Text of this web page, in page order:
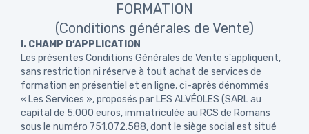
FORMATION
(Conditions générales de Vente)
I. CHAMP D’APPLICATION
Les présentes Conditions Générales de Vente s'appliquent,
sans restriction ni réserve à tout achat de services de
formation en présentiel et en ligne, ci-après dénommés
« Les Services », proposés par LES ALVÉOLES (SARL au
capital de 5.000 euros, immatriculée au RCS de Romans
sous le numéro 751.072.588, dont le siège social est situé